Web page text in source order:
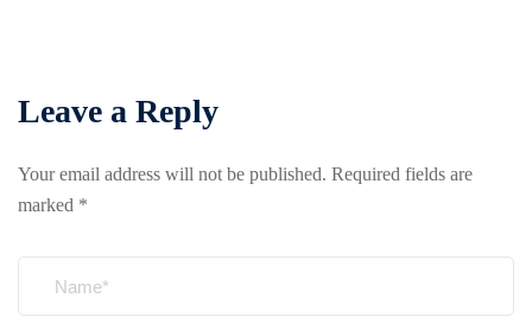
Leave a Reply
Your email address will not be published. Required fields are
marked *